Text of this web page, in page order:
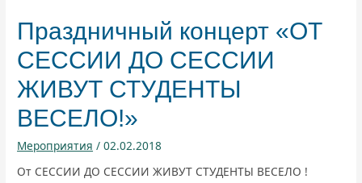
Праздничный концерт «ОТ
СЕССИИ ДО СЕССИИ
ЖИВУТ СТУДЕНТЫ
ВЕСЕЛО!»
Мероприятия /02.02.2018
От СЕССИИ ДО СЕССИИ ЖИВУТ СТУДЕНТЫ ВЕСЕЛО !